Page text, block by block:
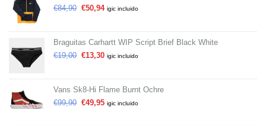
€84,90 €50,94 igic incluido
Braguitas Carhartt WIP Script Brief Black White
€19,00 €13,30 igic incluido
Vans Sk8-Hi Flame Burnt Ochre
€99,90 €49,95 igic incluido